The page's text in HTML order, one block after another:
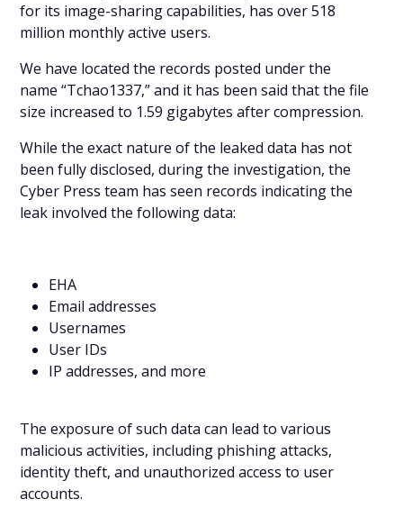
for its image-sharing capabilities, has over 518
million monthly active users.
We have located the records posted under the
name “Tchao1337,” and it has been said that the file
size increased to 1.59 gigabytes after compression.
While the exact nature of the leaked data has not
been fully disclosed, during the investigation, the
Cyber Press team has seen records indicating the
leak involved the following data:
EHA
Email addresses
Usernames
User IDs
IP addresses, and more
The exposure of such data can lead to various
malicious activities, including phishing attacks,
identity theft, and unauthorized access to user
accounts.